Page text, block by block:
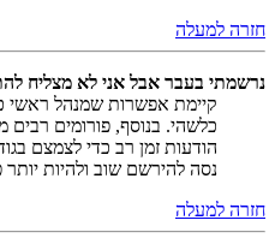
חזרה למעלה
נרשמתי בעבר אבל אני לא מצליח
קיימת אפשרות שמנהל ראשי
כלשהי. בנוסף, פורומים
הודעות זמן רב כדי לצמצם
נסה להירשם שוב ולהיות יותר
חזרה למעלה